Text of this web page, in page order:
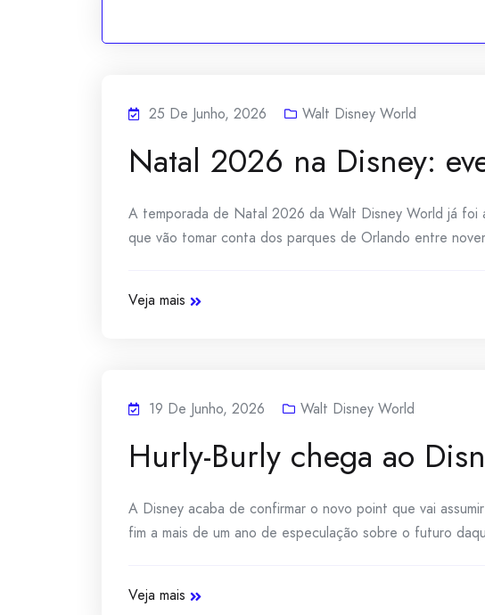
25 De Junho, 2026 Walt Disney World
Natal 2026 na Disney:
A temporada de Natal 2026 da Walt Disney World já foi
que vão tomar conta dos parques de Orlando entre
Veja mais
19 De Junho, 2026 Walt Disney World
Hurly-Burly chega ao
A Disney acaba de confirmar o novo point que vai
fim a mais de um ano de especulação sobre o futuro
Veja mais